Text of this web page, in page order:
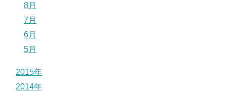
8月
7月
6月
5月
2015年
2014年